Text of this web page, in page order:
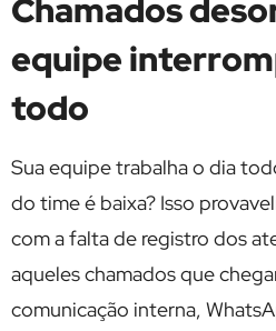
Chamados
equipe
todo
Sua equipe trabalha o dia
do time é baixa? Isso
com a falta de registro dos
aqueles chamados que
comunicação interna,